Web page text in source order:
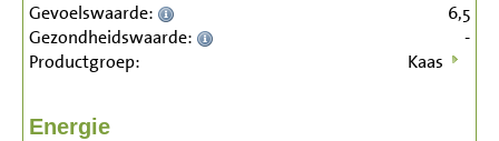
Gevoelswaarde:
6,5
Gezondheidswaarde:
-
Productgroep:
Kaas
Energie